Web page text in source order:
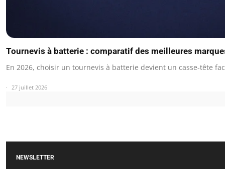
Tournevis à batterie : comparatif des meilleures
En 2026, choisir un tournevis à batterie devient un casse-tête
27 juillet 2026
NEWSLETTER